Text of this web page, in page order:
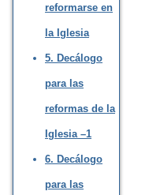
reformarse en
la Iglesia
5. Decálogo
para las
reformas de la
Iglesia –1
6. Decálogo
para las